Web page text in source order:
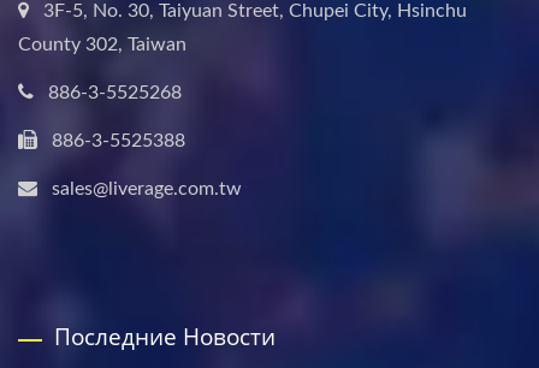
3F-5, No. 30, Taiyuan Street, Chupei City, Hsinchu
County 302, Taiwan
886-3-5525268
886-3-5525388
sales@liverage.com.tw
Последние Новости